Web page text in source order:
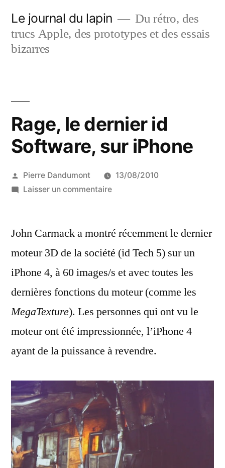
contenu
Le journal du lapin
Du rétro, des
trucs Apple, des prototypes et des essais
bizarres
Rage, le dernier id
Software, sur iPhone
Publié
par
Pierre Dandumont
13/08/2010
Laisser un commentairesur
dernier
Software,
sur
iPhone
John Carmack a montré récemment le dernier
moteur 3D de la société (id Tech 5) sur un
iPhone 4, à 60 images/s et avec toutes les
dernières fonctions du moteur (comme les
MegaTexture). Les personnes qui ont vu le
moteur ont été impressionnée, l’iPhone 4
ayant de la puissance à revendre.